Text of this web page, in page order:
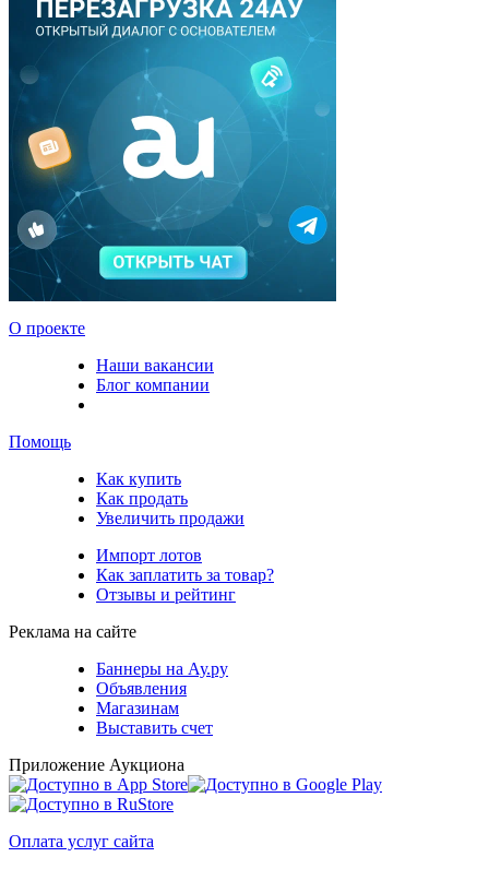
О проекте
Наши вакансии
Блог компании
Помощь
Как купить
Как продать
Увеличить продажи
Импорт лотов
Как заплатить за товар?
Отзывы и рейтинг
Реклама на сайте
Баннеры на Ау.ру
Объявления
Магазинам
Выставить счет
Приложение Аукциона
Оплата услуг сайта